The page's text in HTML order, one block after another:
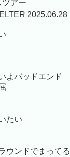
ツアー
2025.06.28
よバッドエンド
たい
ウンドでまってる